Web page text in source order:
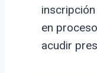
en
acudir